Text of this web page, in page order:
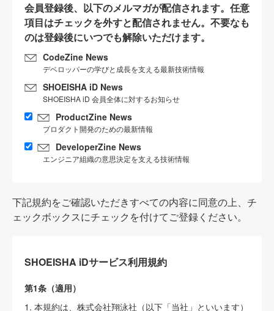
会員登録後、以下のメルマガが配信されます。任意
項目はチェックを外すと配信されません。不要なも
のは登録後にいつでも解除いただけます。
CodeZine News
デベロッパーの学びと成長を支える最新技術情報
SHOEISHA iD News
SHOEISHA iD 会員全体に対するお知らせ
ProductZine News
プロダクト開発のための最新情報
DeveloperZine News
エンジニア組織の意思決定を支える技術情報
下記規約をご確認いただきすべての内容に同意の上、チ
ェックボックスにチェックを付けてご登録ください。
SHOEISHA iDサービス利用規約
第1条（適用）
1. 本規約は、株式会社翔泳社（以下「当社」といいます）